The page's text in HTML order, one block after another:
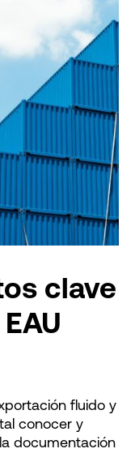
clave
fluido y
conocer y
documentación